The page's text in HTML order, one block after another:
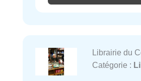
Librairie du
Catégorie :